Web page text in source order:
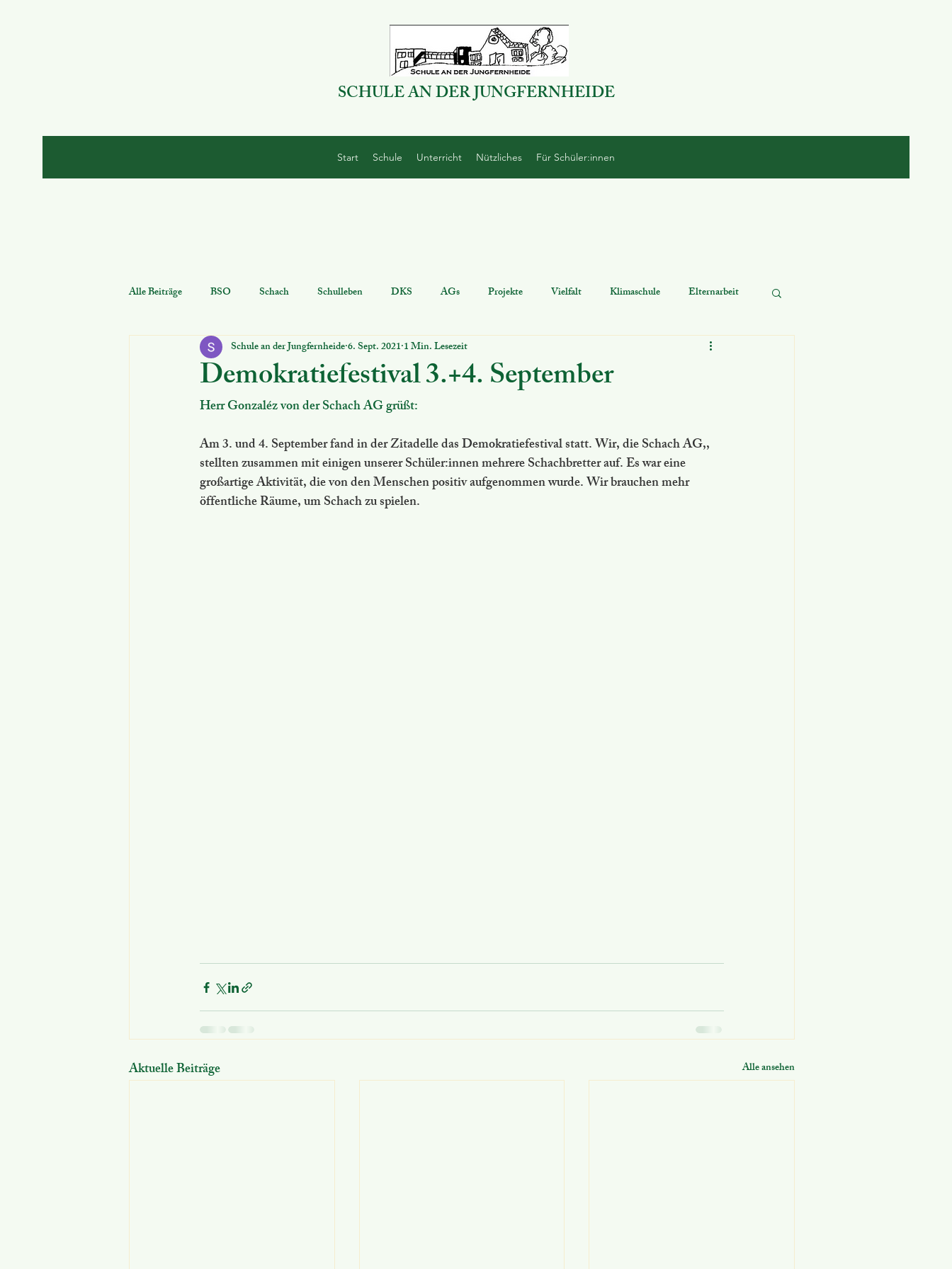
SCHULE AN DER JUNGFERNHEIDE
Start Schule Unterricht Nützliches Für Schüler:innen
Alle Beiträge BSO Schach Schulleben DKS AGs Projekte Vielfalt Klimaschule Elternarbeit
Für Schüler:innen Schulanmeldung Nützliches MINT Schule
Demokratiefestival 3.+4. September
Schule an der Jungfernheide6. Sept. 2021 1 Min. Lesezeit
Herr Gonzaléz von der Schach AG grüßt:
Am 3. und 4. September fand in der Zitadelle das Demokratiefestival statt. Wir, die Schach AG,,
stellten zusammen mit einigen unserer Schüler:innen mehrere Schachbretter auf. Es war eine
großartige Aktivität, die von den Menschen positiv aufgenommen wurde. Wir brauchen mehr
öffentliche Räume, um Schach zu spielen.
Aktuelle Beiträge Alle ansehen